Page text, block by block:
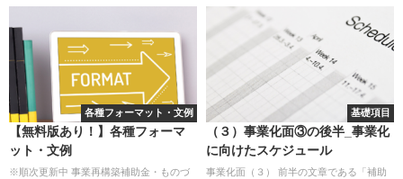
各種フォーマット・文例
【無料版あり！】各種フォーマ
ット・文例
※順次更新中 事業再構築補助金・ものづ
基礎項目
（３）事業化面③の後半_事業化
に向けたスケジュール
事業化面（３） 前半の文章である「補助